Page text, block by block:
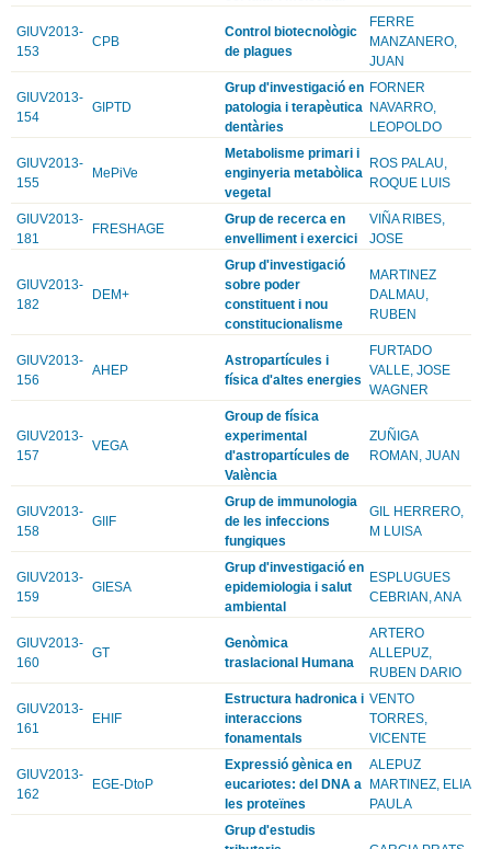
GIUV2013-
153
CPB
Control biotecnològic
de plagues
FERRE
MANZANERO,
JUAN
GIUV2013-
154
GIPTD
Grup d'investigació en
patologia i terapèutica
dentàries
FORNER
NAVARRO,
LEOPOLDO
GIUV2013-
155
MePiVe
Metabolisme primari i
enginyeria metabòlica
vegetal
ROS PALAU,
ROQUE LUIS
GIUV2013-
181
FRESHAGE
Grup de recerca en
envelliment i exercici
VIÑA RIBES,
JOSE
GIUV2013-
182
DEM+
Grup d'investigació
sobre poder
constituent i nou
constitucionalisme
MARTINEZ
DALMAU,
RUBEN
GIUV2013-
156
AHEP
Astropartícules i
física d'altes energies
FURTADO
VALLE, JOSE
WAGNER
GIUV2013-
157
VEGA
Group de física
experimental
d'astropartícules de
València
ZUÑIGA
ROMAN, JUAN
GIUV2013-
158
GIIF
Grup de immunologia
de les infeccions
fungiques
GIL HERRERO,
M LUISA
GIUV2013-
159
GIESA
Grup d'investigació en
epidemiologia i salut
ambiental
ESPLUGUES
CEBRIAN, ANA
GIUV2013-
160
GT
Genòmica
traslacional Humana
ARTERO
ALLEPUZ,
RUBEN DARIO
GIUV2013-
161
EHIF
Estructura hadronica i
interaccions
fonamentals
VENTO
TORRES,
VICENTE
GIUV2013-
162
EGE-DtoP
Expressió gènica en
eucariotes: del DNA a
les proteïnes
ALEPUZ
MARTINEZ, ELIA
PAULA
Grup d'estudis